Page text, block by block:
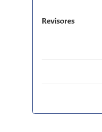
Revisores